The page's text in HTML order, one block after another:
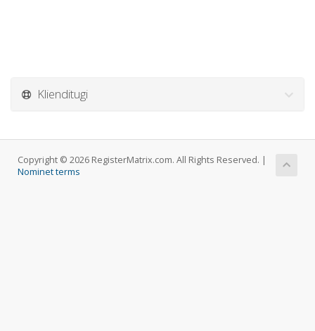
Klienditugi
Copyright © 2026 RegisterMatrix.com. All Rights Reserved. |
Nominet terms